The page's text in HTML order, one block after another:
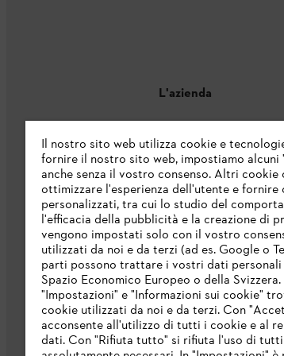
L'azienda
Catalogo
Informazioni per i
Sistema di denuncia
Protezione dati Nota
Il nostro sito web utilizza cookie e
fornire il nostro sito web, impostiamo alcuni
anche senza il vostro consenso. Altri cookie
ottimizzare l'esperienza dell'utente e fornire
personalizzati, tra cui lo studio del
l'efficacia della pubblicità e la creazione di
vengono impostati solo con il vostro
utilizzati da noi e da terzi (ad es. Google o
parti possono trattare i vostri dati
Spazio Economico Europeo o della
"Impostazioni" e "Informazioni sui cookie"
cookie utilizzati da noi e da terzi. Con
acconsente all'utilizzo di tutti i cookie e al
dati. Con "Rifiuta tutto" si rifiuta l'uso di